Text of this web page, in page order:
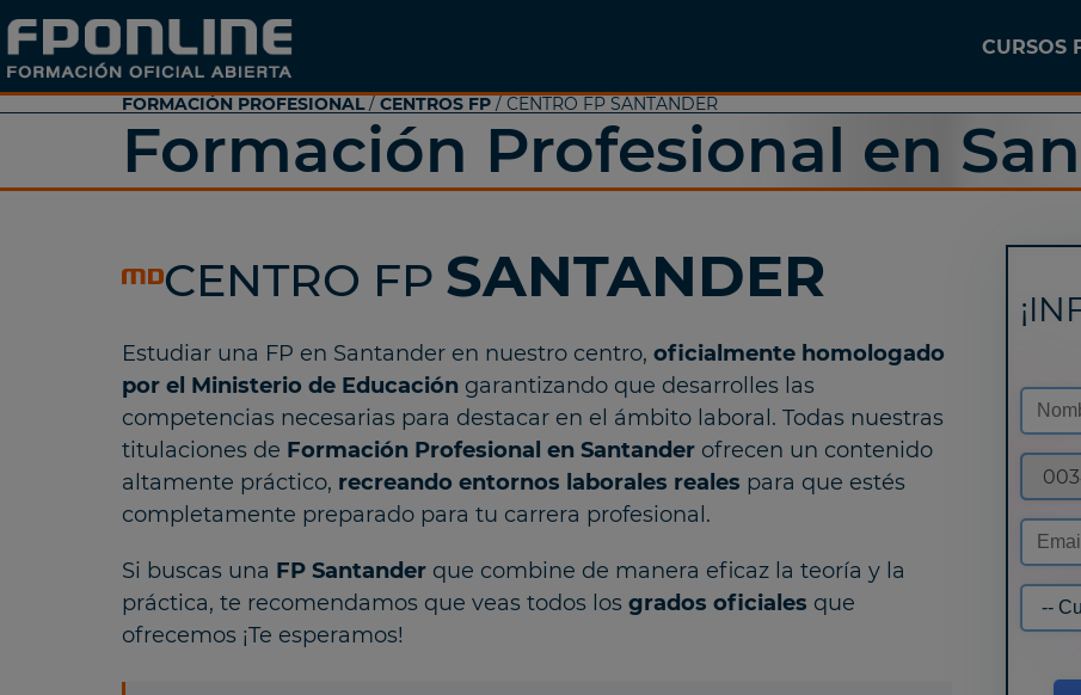
CURSOS
FORMACIÓN PROFESIONAL/ CENTROS FP / CENTRO FP SANTANDER
Formación Profesional en
CENTRO FP SANTANDER
Estudiar una FP en Santander en nuestro centro, oficialmente homologado
por el Ministerio de Educación garantizando que desarrolles las
competencias necesarias para destacar en el ámbito laboral. Todas nuestras
titulaciones de Formación Profesional en Santander ofrecen un contenido
altamente práctico, recreando entornos laborales reales para que estés
completamente preparado para tu carrera profesional.
Si buscas una FP Santander que combine de manera eficaz la teoría y la
práctica, te recomendamos que veas todos los grados oficiales que
ofrecemos ¡Te esperamos!